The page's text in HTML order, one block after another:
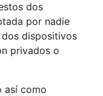
dos
por nadie
dispositivos
privados o
así como